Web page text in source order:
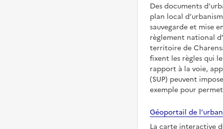
Des documents
plan local
sauvegarde et mise
règlement national
territoire de
fixent les règles qui
rapport à la voie,
(SUP) peuvent
exemple pour
Géoportail de
La carte interactive